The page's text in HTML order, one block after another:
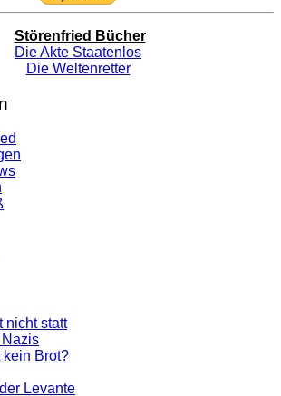
Störenfried Bücher
Die Akte Staatenlos
Die Weltenretter
nicht statt
Nazis
kein Brot?
Levante